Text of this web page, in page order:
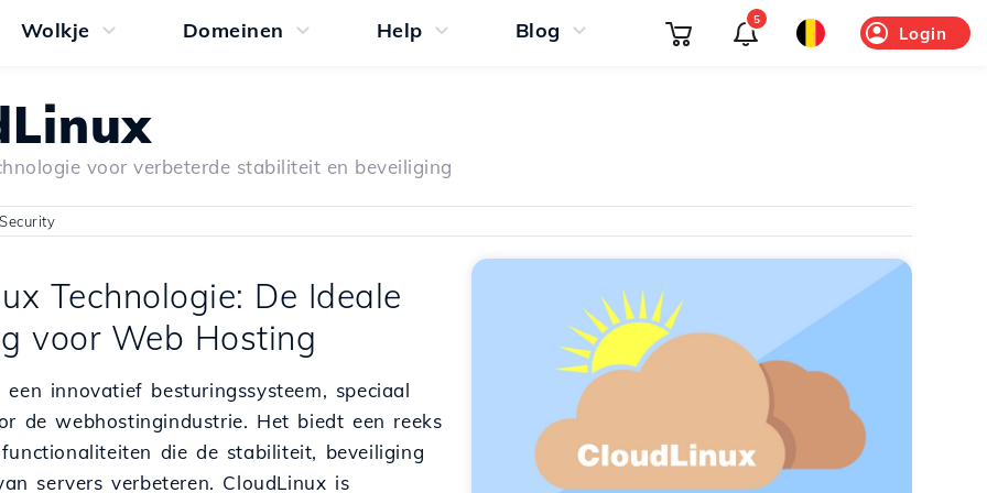
Wolkje Domeinen Help Blog Login
5
voor verbeterde stabiliteit en beveiliging
Technologie: De Ideale
voor Web Hosting
innovatief besturingssysteem, speciaal
de webhostingindustrie. Het biedt een reeks
functionaliteiten die de stabiliteit, beveiliging
servers verbeteren. CloudLinux is